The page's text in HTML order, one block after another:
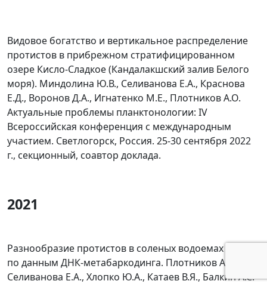
Видовое богатство и вертикальное распределение
протистов в прибрежном стратифицированном
озере Кисло-Сладкое (Кандалакшский залив Белого
моря). Миндолина Ю.В., Селиванова Е.А., Краснова
Е.Д., Воронов Д.А., Игнатенко М.Е., Плотников А.О.
Актуальные проблемы планктонологии: IV
Всероссийская конференция с международным
участием. Светлогорск, Россия. 25-30 сентября 2022
г., секционный, соавтор доклада.
2021
Разнообразие протистов в соленых водоемах России
по данным ДНК-метабаркодинга. Плотников А.О.,
Селиванова Е.А., Хлопко Ю.А., Катаев В.Я., Балкин А.С.